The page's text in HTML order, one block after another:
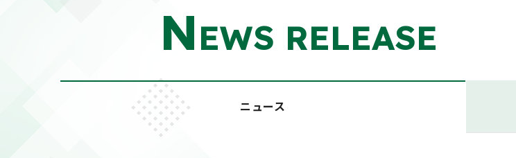
NEWS RELEASE
ニュース